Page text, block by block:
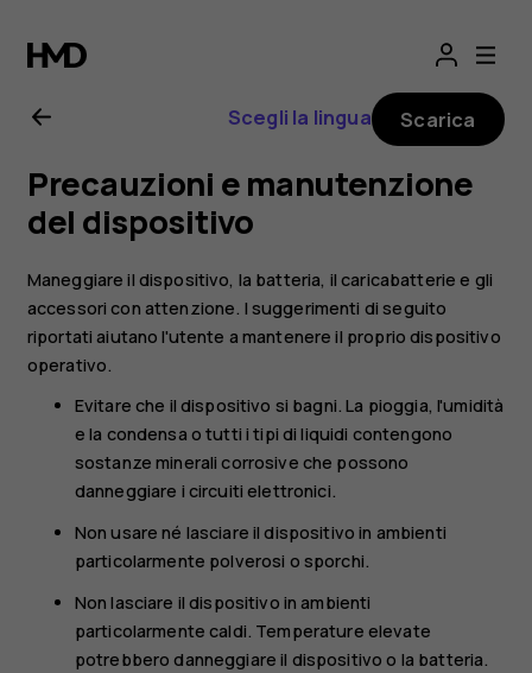
Manuale
d'uso
del
Nokia
G21
Scegli la lingua Scarica
Precauzioni e manutenzione
del dispositivo
Maneggiare il dispositivo, la batteria, il caricabatterie e gli
accessori con attenzione. I suggerimenti di seguito
riportati aiutano l'utente a mantenere il proprio dispositivo
operativo.
Evitare che il dispositivo si bagni. La pioggia, l'umidità
e la condensa o tutti i tipi di liquidi contengono
sostanze minerali corrosive che possono
danneggiare i circuiti elettronici.
Non usare né lasciare il dispositivo in ambienti
particolarmente polverosi o sporchi.
Non lasciare il dispositivo in ambienti
particolarmente caldi. Temperature elevate
potrebbero danneggiare il dispositivo o la batteria.